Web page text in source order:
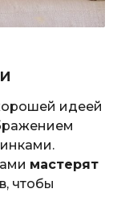
идеей
мастерят
чтобы